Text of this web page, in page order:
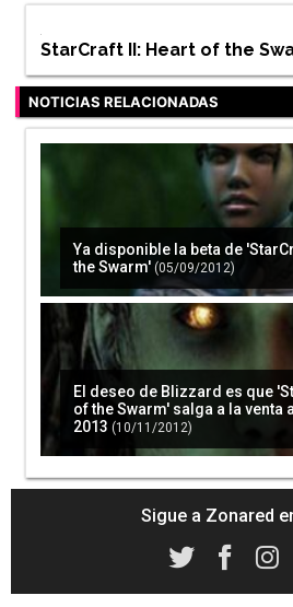
StarCraft II: Heart of the
NOTICIAS RELACIONADAS
Ya disponible la beta de
the Swarm' (05/09/2012)
El deseo de Blizzard es que
of the Swarm' salga a la venta
2013 (10/11/2012)
Sigue a Zonared